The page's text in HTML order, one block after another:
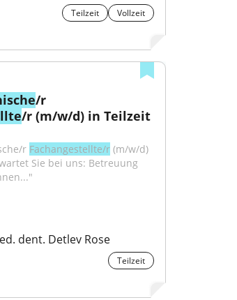
Teilzeit Vollzeit
/r
/r (m/w/d) in Teilzeit
r Fachangestellte/r (m/w/d)
Sie bei uns: Betreuung
dent. Detlev Rose
Teilzeit